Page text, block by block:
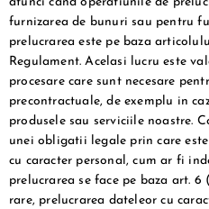
furnizarea de bunuri sau pentru
prelucrarea este pe baza
Regulament. Acelasi lucru este
procesare care sunt necesare
precontractuale, de exemplu in
produsele sau serviciile noastre.
unei obligatii legale prin care
cu caracter personal, cum ar fi
prelucrarea se face pe baza art. 6
rare, prelucrarea dateleor cu